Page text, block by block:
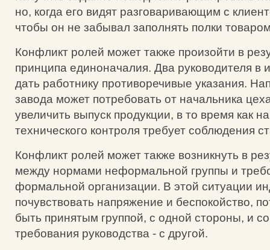
но, когда его видят разговаривающим с
чтобы он не забывал заполнять полки
Конфликт ролей может также произойти в
принципа единоначалия. Два руководителя в
дать работнику противоречивые указания.
завода может потребовать от начальника
увеличить выпуск продукции, в то время как
технического контроля требует соблюдения
Конфликт ролей может также возникнуть в
между нормами неформальной группы и
формальной организации. В этой ситуации
почувствовать напряжение и беспокойство,
быть принятым группой, с одной стороны, и
требования руководства - с другой.